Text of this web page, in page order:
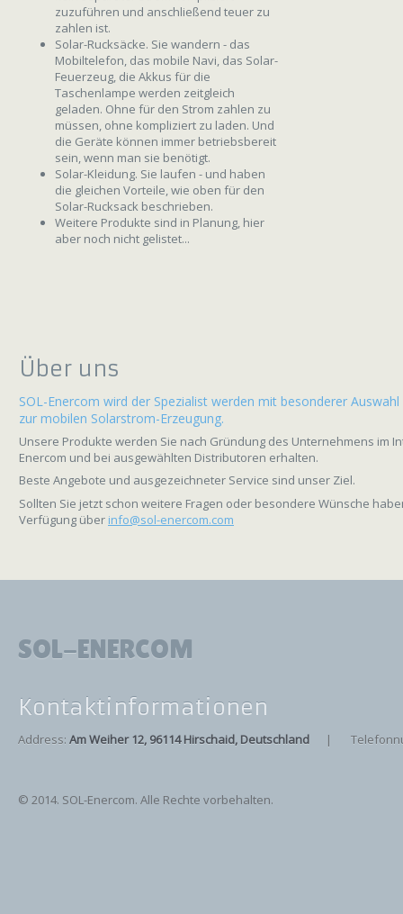
zuzuführen und anschließend teuer zu
zahlen ist.
Solar-Rucksäcke. Sie wandern - das
Mobiltelefon, das mobile Navi, das Solar-
Feuerzeug, die Akkus für die
Taschenlampe werden zeitgleich
geladen. Ohne für den Strom zahlen zu
müssen, ohne kompliziert zu laden. Und
die Geräte können immer betriebsbereit
sein, wenn man sie benötigt.
Solar-Kleidung. Sie laufen - und haben
die gleichen Vorteile, wie oben für den
Solar-Rucksack beschrieben.
Weitere Produkte sind in Planung, hier
aber noch nicht gelistet...
Über uns
SOL-Enercom wird der Spezialist werden mit besonderer
zur mobilen Solarstrom-Erzeugung.
Unsere Produkte werden Sie nach Gründung des Unternehmens im
Enercom und bei ausgewählten Distributoren erhalten.
Beste Angebote und ausgezeichneter Service sind unser Ziel.
Sollten Sie jetzt schon weitere Fragen oder besondere Wünsche
Verfügung über info@sol-enercom.com
SOL-ENERCOM
Kontaktinformationen
Address: Am Weiher 12, 96114 Hirschaid, Deutschland |
© 2014. SOL-Enercom. Alle Rechte vorbehalten.